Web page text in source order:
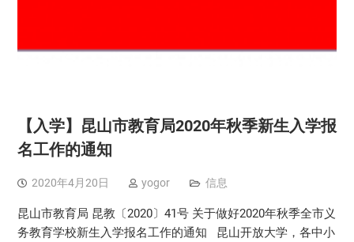
【入学】昆山市教育局2020年秋季新生入学报
名工作的通知
2020年4月20日 yogor 信息
昆山市教育局 昆教〔2020〕41号 关于做好2020年秋季全市义
务教育学校新生入学报名工作的通知 昆山开放大学，各中小